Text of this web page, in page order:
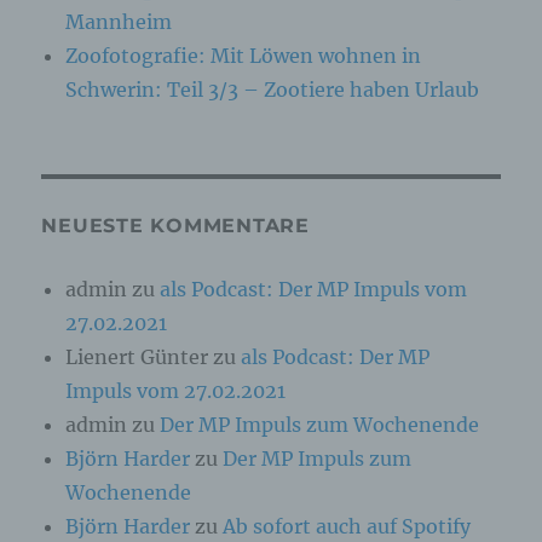
Mannheim
Zoofotografie: Mit Löwen wohnen in
Schwerin: Teil 3/3 – Zootiere haben Urlaub
NEUESTE KOMMENTARE
admin zu als Podcast: Der MP Impuls vom
27.02.2021
Lienert Günter zu als Podcast: Der MP
Impuls vom 27.02.2021
admin zu Der MP Impuls zum Wochenende
Björn Harder zu Der MP Impuls zum
Wochenende
Björn Harder zu Ab sofort auch auf Spotify
Kennung wie einem Namen, zu einer
Online-Kennung oder zu einem oder mehreren
besonderen Merkmalen, die Ausdruck der
physischen, physiologischen, genetischen,
Betroffene Person ist jede identifizierte oder
identifizierbare natürliche Person, deren
personenbezogene Daten von dem für die
Verarbeitung Verantwortlichen verarbeitet
werden.
c) Verarbeitung
Verarbeitung ist jeder mit oder ohne Hilfe